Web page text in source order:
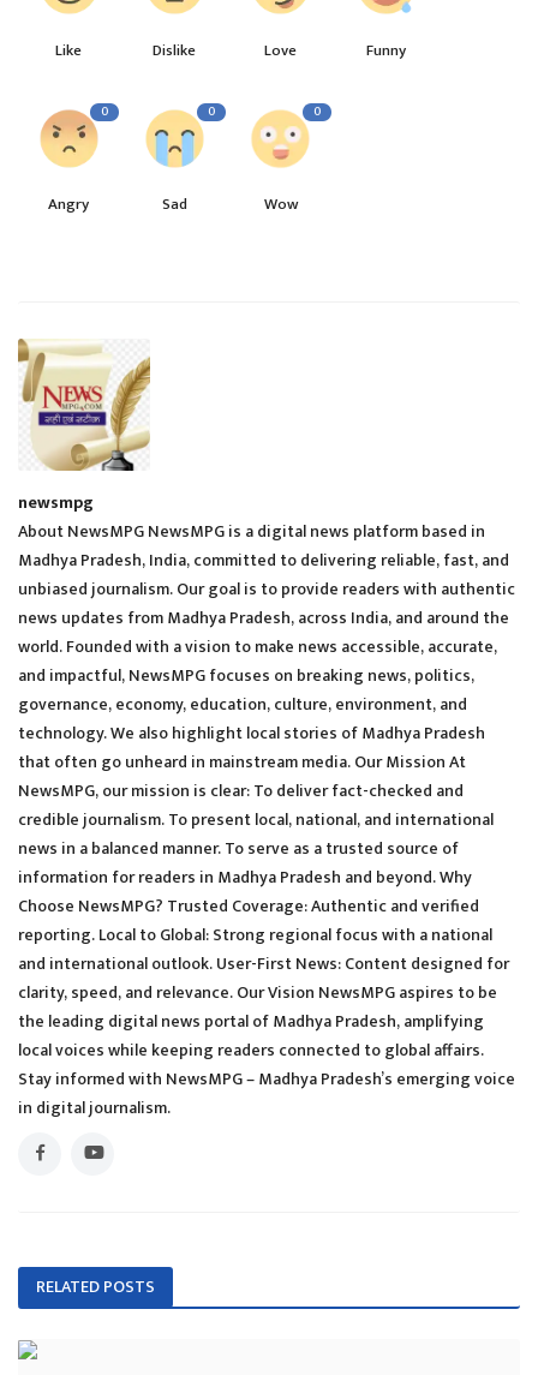
Like Dislike Love Funny
0
Angry
0
Sad
0
Wow
newsmpg
About NewsMPG NewsMPG is a digital news platform based in
Madhya Pradesh, India, committed to delivering reliable, fast, and
unbiased journalism. Our goal is to provide readers with authentic
news updates from Madhya Pradesh, across India, and around the
world. Founded with a vision to make news accessible, accurate,
and impactful, NewsMPG focuses on breaking news, politics,
governance, economy, education, culture, environment, and
technology. We also highlight local stories of Madhya Pradesh
that often go unheard in mainstream media. Our Mission At
NewsMPG, our mission is clear: To deliver fact-checked and
credible journalism. To present local, national, and international
news in a balanced manner. To serve as a trusted source of
information for readers in Madhya Pradesh and beyond. Why
Choose NewsMPG? Trusted Coverage: Authentic and verified
reporting. Local to Global: Strong regional focus with a national
and international outlook. User-First News: Content designed for
clarity, speed, and relevance. Our Vision NewsMPG aspires to be
the leading digital news portal of Madhya Pradesh, amplifying
local voices while keeping readers connected to global affairs.
Stay informed with NewsMPG – Madhya Pradesh’s emerging voice
in digital journalism.
RELATED POSTS